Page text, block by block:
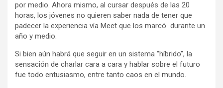
por medio. Ahora mismo, al cursar después de las 20
horas, los jóvenes no quieren saber nada de tener que
padecer la experiencia vía Meet que los marcó durante un
año y medio.
Si bien aún habrá que seguir en un sistema “híbrido”, la
sensación de charlar cara a cara y hablar sobre el futuro
fue todo entusiasmo, entre tanto caos en el mundo.